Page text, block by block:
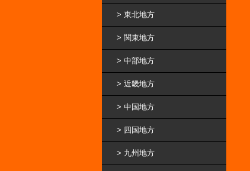
東北地方
関東地方
中部地方
近畿地方
中国地方
四国地方
九州地方